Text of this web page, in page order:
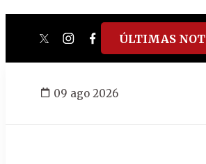
twitterinstagram
facebook
tiktokyoutube
ÚLTIMAS
09 ago 2026